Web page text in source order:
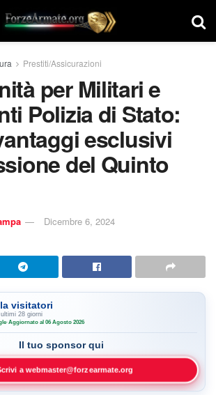
Prestiti/Assicurazioni
per Militari e
Polizia di Stato:
esclusivi
del Quinto
Dicembre 6, 2024
visitatori
28 giorni
·Aggiornato al 06 Agosto 2026
Il tuo sponsor qui
a webmaster@forzearmate.org